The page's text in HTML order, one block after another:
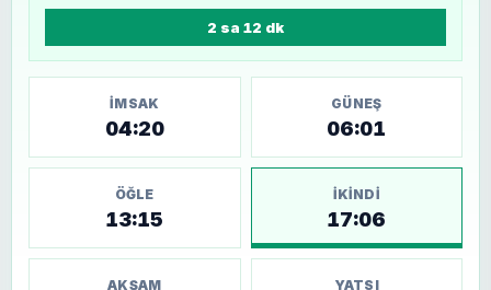
2 sa 12 dk
İMSAK
04:20
GÜNEŞ
06:01
ÖĞLE
13:15
İKINDI
17:06
AKŞAM YATSI